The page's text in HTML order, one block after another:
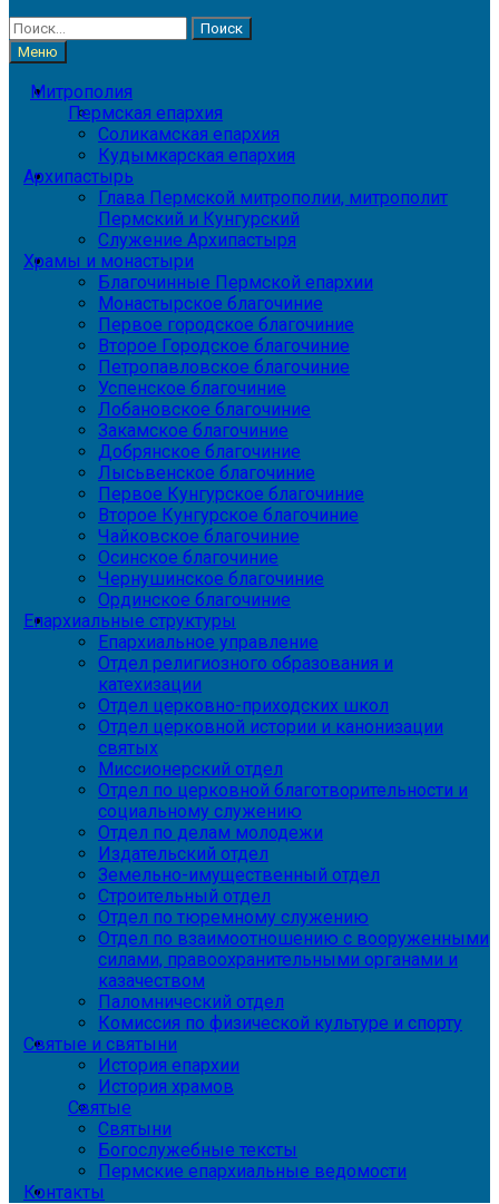
Найти:
Меню
Митрополия
Пермская епархия
Соликамская епархия
Кудымкарская епархия
Архипастырь
Глава Пермской митрополии, митрополит
Пермский и Кунгурский
Служение Архипастыря
Храмы и монастыри
Благочинные Пермской епархии
Монастырское благочиние
Первое городское благочиние
Второе Городское благочиние
Петропавловское благочиние
Успенское благочиние
Лобановское благочиние
Закамское благочиние
Добрянское благочиние
Лысьвенское благочиние
Первое Кунгурское благочиние
Второе Кунгурское благочиние
Чайковское благочиние
Осинское благочиние
Чернушинское благочиние
Ординское благочиние
Епархиальные структуры
Епархиальное управление
Отдел религиозного образования и
катехизации
Отдел церковно-приходских школ
Отдел церковной истории и канонизации
святых
Миссионерский отдел
Отдел по церковной благотворительности и
социальному служению
Отдел по делам молодежи
Издательский отдел
Земельно-имущественный отдел
Строительный отдел
Отдел по тюремному служению
Отдел по взаимоотношению с вооруженными
силами, правоохранительными органами и
казачеством
Паломнический отдел
Комиссия по физической культуре и спорту
Святые и святыни
История епархии
История храмов
Святые
Святыни
Богослужебные тексты
Пермские епархиальные ведомости
Контакты